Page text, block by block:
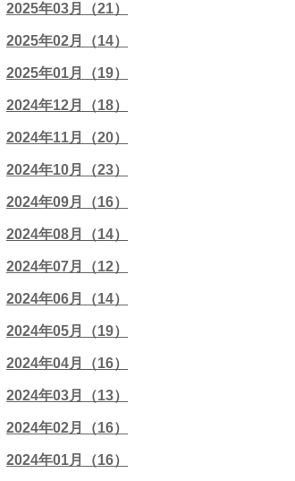
2025年03月（21）
2025年02月（14）
2025年01月（19）
2024年12月（18）
2024年11月（20）
2024年10月（23）
2024年09月（16）
2024年08月（14）
2024年07月（12）
2024年06月（14）
2024年05月（19）
2024年04月（16）
2024年03月（13）
2024年02月（16）
2024年01月（16）